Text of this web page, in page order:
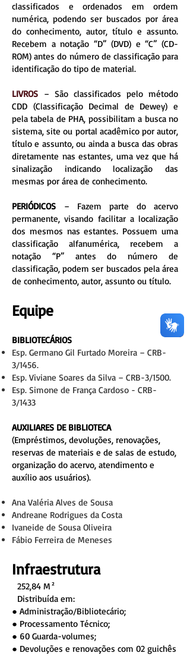
classificados e ordenados em ordem
numérica, podendo ser buscados por área
do conhecimento, autor, título e assunto.
Recebem a notação “D” (DVD) e “C” (CD-
ROM) antes do número de classificação para
identificação do tipo de material.
LIVROS – São classificados pelo método
CDD (Classificação Decimal de Dewey) e
pela tabela de PHA, possibilitam a busca no
sistema, site ou portal acadêmico por autor,
título e assunto, ou ainda a busca das obras
diretamente nas estantes, uma vez que há
sinalização indicando localização das
mesmas por área de conhecimento.
PERIÓDICOS – Fazem parte do acervo
permanente, visando facilitar a localização
dos mesmos nas estantes. Possuem uma
classificação alfanumérica, recebem a
notação “P” antes do número de
classificação, podem ser buscados pela área
de conhecimento, autor, assunto ou título.
Equipe
BIBLIOTECÁRIOS
Esp. Germano Gil Furtado Moreira – CRB-
3/1456.
Esp. Viviane Soares da Silva – CRB-3/1500.
Esp. Simone de França Cardoso - CRB-
3/1433
AUXILIARES DE BIBLIOTECA
(Empréstimos, devoluções, renovações,
reservas de materiais e de salas de estudo,
organização do acervo, atendimento e
auxílio aos usuários).
Ana Valéria Alves de Sousa
Andreane Rodrigues da Costa
Ivaneide de Sousa Oliveira
Fábio Ferreira de Meneses
Infraestrutura
252,84 M²
Distribuída em:
● Administração/Bibliotecário;
● Processamento Técnico;
● 60 Guarda-volumes;
● Devoluções e renovações com 02 guichês